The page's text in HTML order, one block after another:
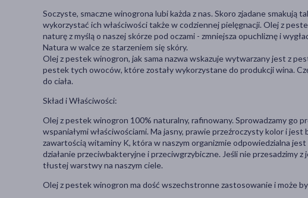
Soczyste, smaczne winogrona lubi każda z nas. Skoro zjadane smakują
wykorzystać ich właściwości także w codziennej pielęgnacji. Olej z
naturę z myślą o naszej skórze pod oczami - zmniejsza opuchliznę i
Natura w walce ze starzeniem się skóry.
Olej z pestek winogron, jak sama nazwa wskazuje wytwarzany jest z
pestek tych owoców, które zostały wykorzystane do produkcji wina.
do ciała.
Skład i Właściwości:
Olej z pestek winogron 100% naturalny, rafinowany. Sprowadzamy go
wspaniałymi właściwościami. Ma jasny, prawie przeźroczysty kolor i
zawartością witaminy K, która w naszym organizmie odpowiedzialna
działanie przeciwbakteryjne i przeciwgrzybiczne. Jeśli nie przesadzimy
tłustej warstwy na naszym ciele.
Olej z pestek winogron ma dość wszechstronne zastosowanie i może